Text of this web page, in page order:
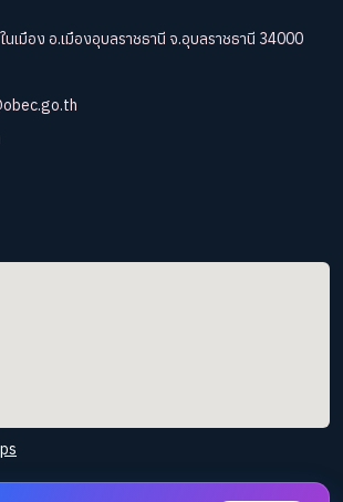
เมือง อ.เมืองอุบลราชธานี จ.อุบลราชธานี 34000